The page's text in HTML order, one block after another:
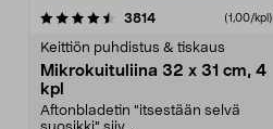
3814arvostelut (1,00/kpl)
Keittiön puhdistus & tiskaus
Mikrokuituliina 32 x 31 cm, 4
kpl
Aftonbladetin "itsestään selvä
4.5viidestä